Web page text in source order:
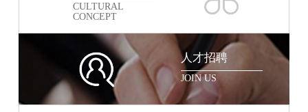
CULTURAL
CONCEPT
人才招聘
JOIN US